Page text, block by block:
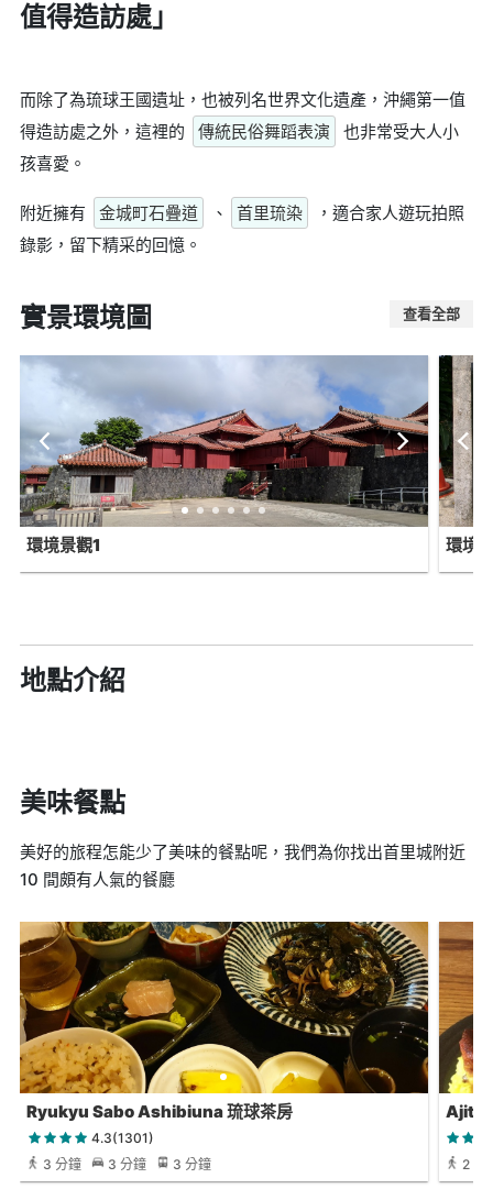
值得造訪處」
而除了為琉球王國遺址，也被列名世界文化遺產，沖繩第一值
得造訪處之外，這裡的
傳統民俗舞蹈表演
也非常受大人小
孩喜愛。
附近擁有 金城町石疊道 、 首里琉染
，適合家人遊玩拍照
錄影，留下精采的回憶。
實景環境圖 查看全部
環境景觀1 環境
地點介紹
美味餐點
美好的旅程怎能少了美味的餐點呢，我們為你找出首里城附近
10 間頗有人氣的餐廳
Ryukyu Sabo Ashibiuna 琉球茶房
4.3(1301)
3 分鐘
3 分鐘 3 分鐘 2 分